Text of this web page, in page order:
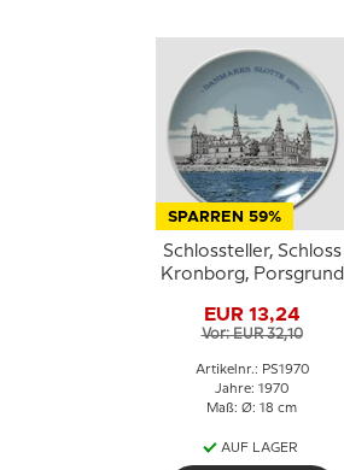
SPARREN 59%
Schlossteller, Schloss
Kronborg, Porsgrund
EUR 13,24
Vor: EUR 32,10
Artikelnr.: PS1970
Jahre: 1970
Maß: Ø: 18 cm
AUF LAGER